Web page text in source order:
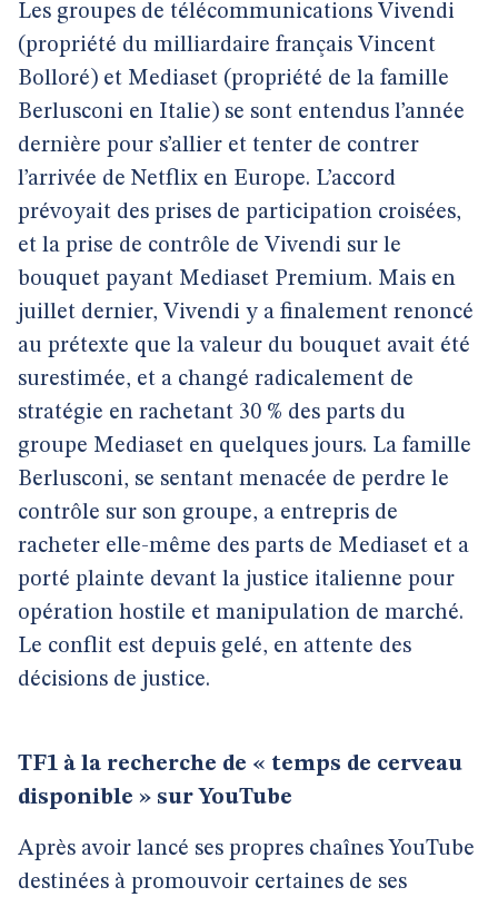
Les groupes de télécommunications Vivendi
(propriété du milliardaire français Vincent
Bolloré) et Mediaset (propriété de la famille
Berlusconi en Italie) se sont entendus l’année
dernière pour s’allier et tenter de contrer
l’arrivée de Netflix en Europe. L’accord
prévoyait des prises de participation croisées,
et la prise de contrôle de Vivendi sur le
bouquet payant Mediaset Premium. Mais en
juillet dernier, Vivendi y a finalement renoncé
au prétexte que la valeur du bouquet avait été
surestimée, et a changé radicalement de
stratégie en rachetant 30 % des parts du
groupe Mediaset en quelques jours. La famille
Berlusconi, se sentant menacée de perdre le
contrôle sur son groupe, a entrepris de
racheter elle-même des parts de Mediaset et a
porté plainte devant la justice italienne pour
opération hostile et manipulation de marché.
Le conflit est depuis gelé, en attente des
décisions de justice.
TF1 à la recherche de « temps de cerveau
disponible » sur YouTube
Après avoir lancé ses propres chaînes YouTube
destinées à promouvoir certaines de ses